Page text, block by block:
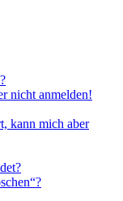
nicht anmelden!
kann mich aber